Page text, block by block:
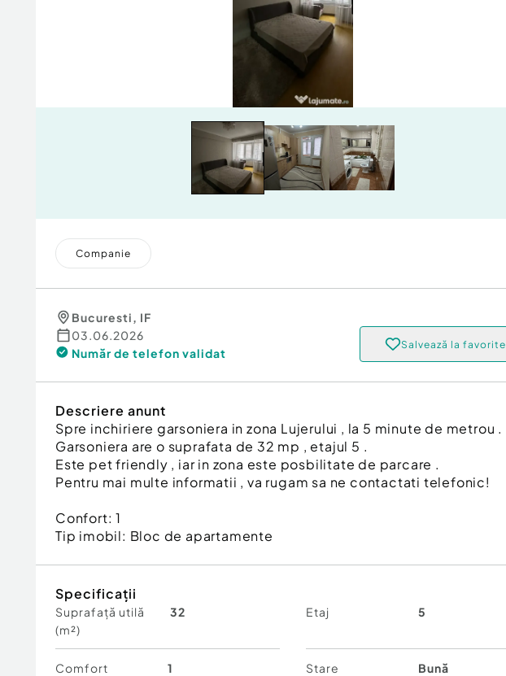
Companie
Bucuresti, IF
03.06.2026
Număr de telefon validat
Salvează la favorite
Descriere anunt
Spre inchiriere garsoniera in zona Lujerului , la 5 minute de metrou .
Garsoniera are o suprafata de 32 mp , etajul 5 .
Este pet friendly , iar in zona este posbilitate de parcare .
Pentru mai multe informatii , va rugam sa ne contactati telefonic!
Confort:1
Tip imobil: Bloc de apartamente
Specificații
Suprafață utilă
(m²)
32 Etaj 5
Comfort 1 Stare Bună